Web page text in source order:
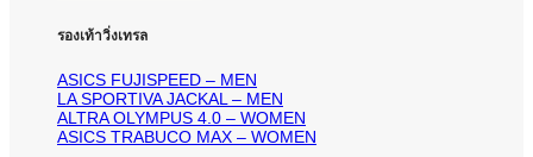
รองเท้าวิ่งเทรล
ASICS FUJISPEED – MEN
LA SPORTIVA JACKAL – MEN
ALTRA OLYMPUS 4.0 – WOMEN
ASICS TRABUCO MAX – WOMEN